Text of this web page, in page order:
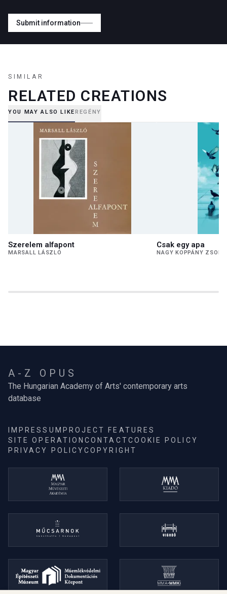
Submit information
SIMILAR
RELATED CREATIONS
YOU MAY ALSO LIKEREGÉNY
Szerelem alfapont
MARSALL LÁSZLÓ
Csak egy apa
NAGY KOPPÁNY ZSOLT
A-Z OPUS
The Hungarian Academy of Arts' contemporary arts
database
IMPRESSUM PROJECT FEATURES
SITE OPERATIONCONTACTCOOKIE POLICY
PRIVACY POLICYCOPYRIGHT